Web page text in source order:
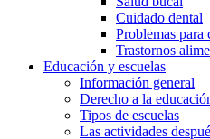
Cuidado dental
Problemas para
Trastornos
Educación y escuelas
Información general
Derecho a la
Tipos de escuelas
Las actividades